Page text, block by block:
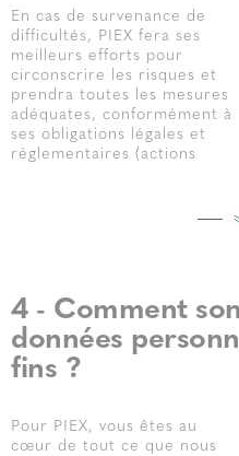
En cas de survenance de
difficultés, PIEX fera ses
meilleurs efforts pour
circonscrire les risques et
prendra toutes les mesures
adéquates, conformément à
ses obligations légales et
réglementaires (actions
4 - Comment
données
fins ?
Pour PIEX, vous êtes au
cœur de tout ce que nous